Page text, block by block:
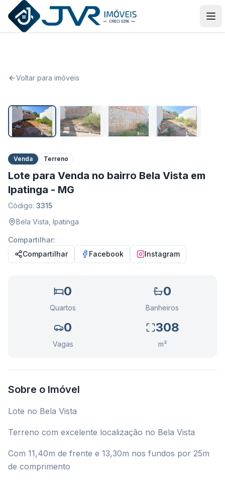
JVR Imóveis
Voltar para imóveis
Venda Terreno
Lote para Venda no bairro Bela Vista em
Ipatinga - MG
Código: 3315
Bela Vista Ipatinga
Compartilhar:
Compartilhar
Facebook Instagram
0
Quartos
0
Banheiros
0
Vagas
308
m²
Sobre o Imóvel
Lote no Bela Vista
Terreno com excelente localização no Bela Vista
Com 11,40m de frente e 13,30m nos fundos por 25m
de comprimento